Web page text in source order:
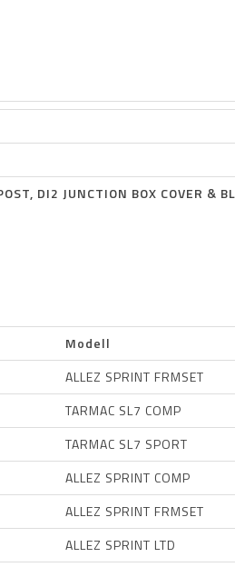
DI2 JUNCTION BOX COVER &
Modell
ALLEZ SPRINT FRMSET
TARMAC SL7 COMP
TARMAC SL7 SPORT
ALLEZ SPRINT COMP
ALLEZ SPRINT FRMSET
ALLEZ SPRINT LTD